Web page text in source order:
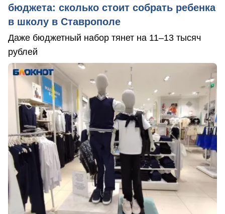
бюджета: сколько стоит собрать ребенка
в школу в Ставрополе
Даже бюджетный набор тянет на 11–13 тысяч
рублей